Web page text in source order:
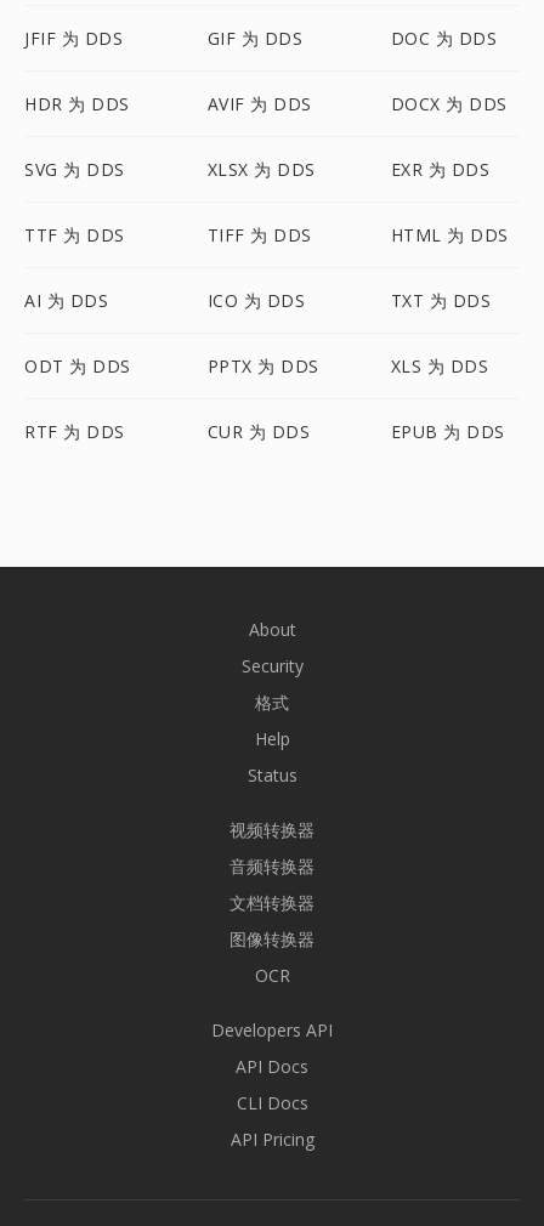
JFIF 为 DDS GIF 为 DDS DOC 为 DDS
HDR 为 DDS AVIF 为 DDS DOCX 为 DDS
SVG 为 DDS XLSX 为 DDS EXR 为 DDS
TTF 为 DDS TIFF 为 DDS HTML 为 DDS
AI 为 DDS ICO 为 DDS TXT 为 DDS
ODT 为 DDS PPTX 为 DDS XLS 为 DDS
RTF 为 DDS CUR 为 DDS EPUB 为 DDS
About
Security
格式
Help
Status
视频转换器
音频转换器
文档转换器
图像转换器
OCR
Developers API
API Docs
CLI Docs
API Pricing